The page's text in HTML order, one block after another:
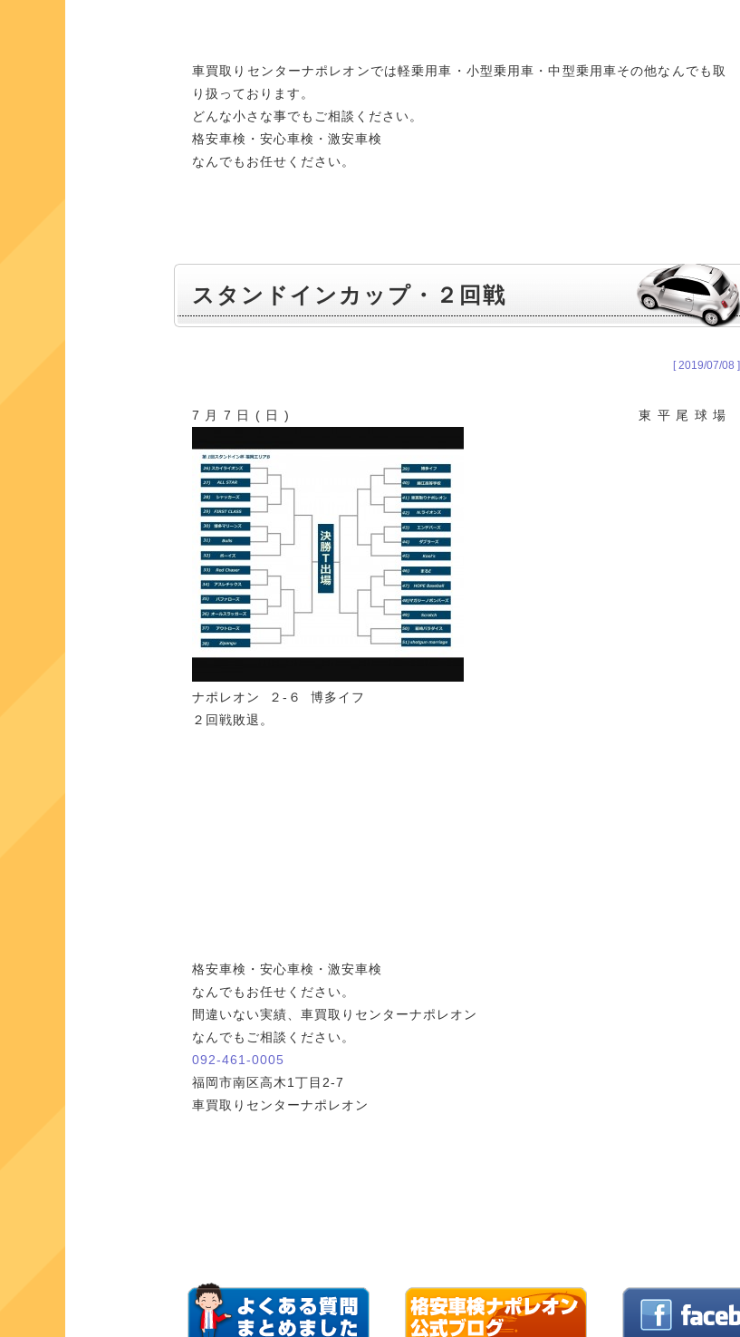
車買取りセンターナポレオンでは軽乗用車・小型乗用車・中型乗用車その他なんでも取
り扱っております。
どんな小さな事でもご相談ください。
格安車検・安心車検・激安車検
なんでもお任せください。
スタンドインカップ・２回戦
[ 2019/07/08 ]
7月7日(日) 東平尾球場
ナポレオン ２-６ 博多イフ
２回戦敗退。
格安車検・安心車検・激安車検
なんでもお任せください。
間違いない実績、車買取りセンターナポレオン
なんでもご相談ください。
092-461-0005
福岡市南区高木1丁目2-7
車買取りセンターナポレオン